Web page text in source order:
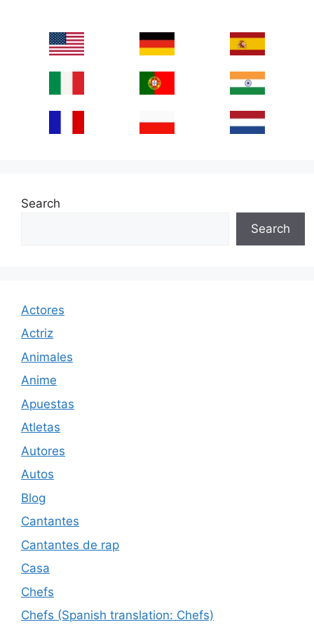
Search
Search
Actores
Actriz
Animales
Anime
Apuestas
Atletas
Autores
Autos
Blog
Cantantes
Cantantes de rap
Casa
Chefs
Chefs (Spanish translation: Chefs)